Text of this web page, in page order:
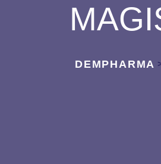
DEMPHARMA